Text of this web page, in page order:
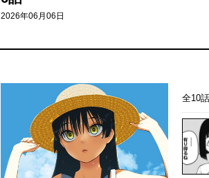
2026年06月06日
全10話